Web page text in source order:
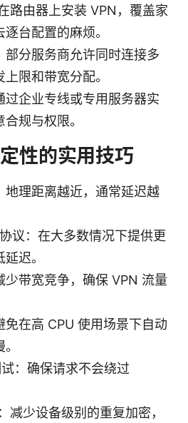
路由器上安装 VPN，覆盖家
台配置的麻烦。
部分服务商允许同时连接多
限和带宽分配。
过企业专线或专用服务器实
规与权限。
性的实用技巧
地理距离越近，通常延迟越
议：在大多数情况下提供更
迟。
少带宽竞争，确保 VPN 流量
免在高 CPU 使用场景下自动
：确保请求不会绕过
减少设备级别的重复加密，